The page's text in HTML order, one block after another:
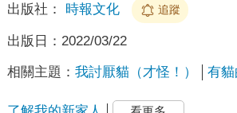
出版社： 時報文化 追蹤
出版日： 2022/03/22
相關主題： 我討厭貓（才怪！） 有